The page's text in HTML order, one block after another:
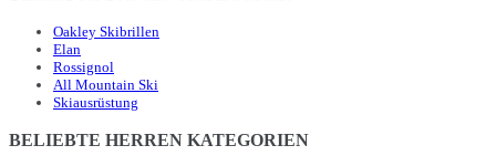
Oakley Skibrillen
Elan
Rossignol
All Mountain Ski
Skiausrüstung
BELIEBTE HERREN KATEGORIEN